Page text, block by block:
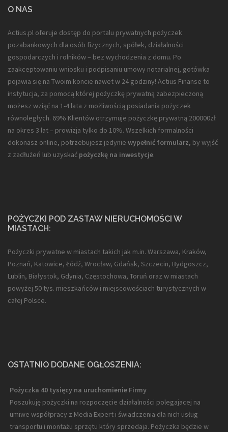
O NAS
Actius.pl oferuje dostęp do portalu prywatnych pożyczek
pozabankowych dla osób fizycznych, spółek, działalności
gospodarczych i rolników– bez wychodzenia z domu. Po
zaakceptowaniu wniosku i podpisaniu umowy notarialnej, gotówka
pojawia się na Twoim koncie nawet w 24 godziny! Actius Finanse to
instytucja, za pomocą której pożyczkę prywatną zabezpieczoną
możesz wziąć na 1-4 lata z możliwością posiadania pożyczek
równoległych. 69% Klientów otrzymuje pożyczkę prywatną 200000zł
na okres 3 lat – prowizja tylko do 10%. Wszelkich formalności
dokonasz online, potrzebujesz jedynie wypełnić formularz, by wyjść
z zadłużeń lub uzyskać pożyczkę na inwestycje.
POŻYCZKI POD ZASTAW NIERUCHOMOŚCI W
MIASTACH:
Pożyczki prywatne w miastach takich jak m.in. Warszawa, Kraków,
Poznań, Katowice, Łódź, Wrocław, Gdańsk, Szczecin, Bydgoszcz,
Lublin, Białystok, Gdynia, Częstochowa, Toruń oraz w miastach
powyżej 50 tys. mieszkańców i miejscowościach turystycznych w
całej Polsce.
OSTATNIO DODANE OGŁOSZENIA:
Pożyczka 40 tysięcy na uruchomienie Firmy
Poszukuję pożyczki na rozpoczęcie działalności polegajacej na
umiwe współpracy z Media Expert i świadczenia dla nich usług
transportu i montażu sprzętu który sprzedaja. Pożyczka będzie w